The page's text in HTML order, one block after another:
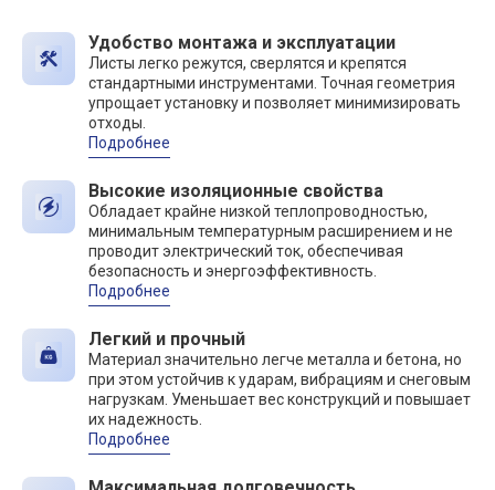
Удобство монтажа и эксплуатации
Листы легко режутся, сверлятся и крепятся
стандартными инструментами. Точная геометрия
упрощает установку и позволяет минимизировать
отходы.
Подробнее
Высокие изоляционные свойства
Обладает крайне низкой теплопроводностью,
минимальным температурным расширением и не
проводит электрический ток, обеспечивая
безопасность и энергоэффективность.
Подробнее
Легкий и прочный
Материал значительно легче металла и бетона, но
при этом устойчив к ударам, вибрациям и снеговым
нагрузкам. Уменьшает вес конструкций и повышает
их надежность.
Подробнее